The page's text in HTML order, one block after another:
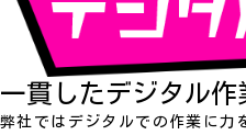
一貫したデジタル作
弊社ではデジタルでの作業に力